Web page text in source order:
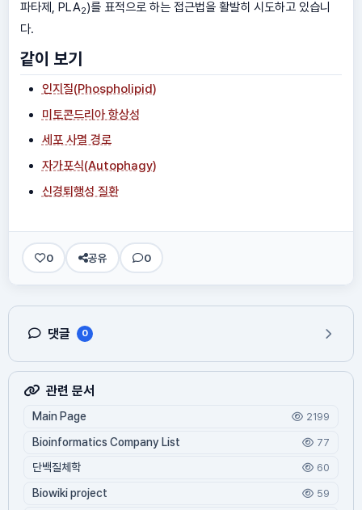
파타제, PLA2)를 표적으로 하는 접근법을 활발히 시도하고 있습니
다.
같이 보기
인지질(Phospholipid)
미토콘드리아 항상성
세포 사멸 경로
자가포식(Autophagy)
신경퇴행성 질환
0 공유 0
댓글 0
관련 문서
Main Page 2199
Bioinformatics Company List 77
단백질체학 60
Biowiki project 59